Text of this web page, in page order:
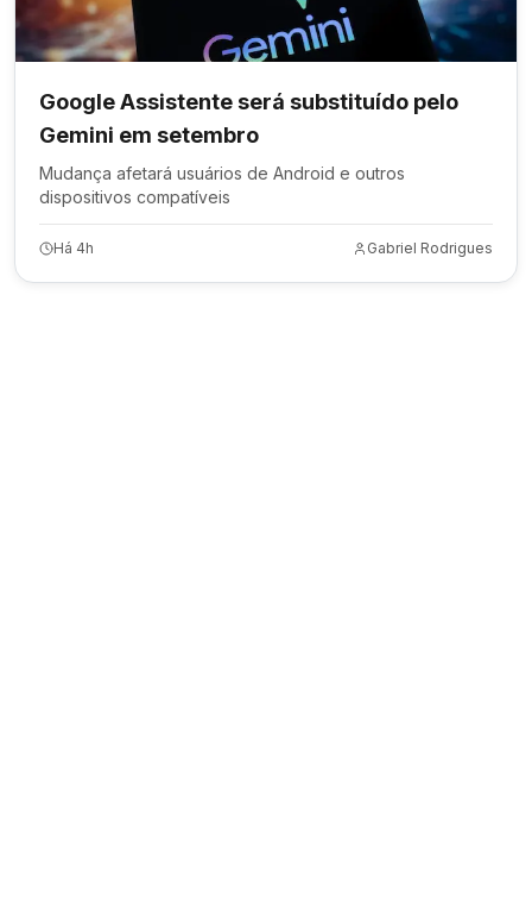
Google Assistente será substituído pelo
Gemini em setembro
Mudança afetará usuários de Android e outros
dispositivos compatíveis
Há 4h Gabriel Rodrigues